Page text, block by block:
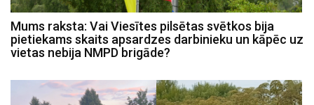
Mums raksta: Vai Viesītes pilsētas svētkos bija
pietiekams skaits apsardzes darbinieku un kāpēc uz
vietas nebija NMPD brigāde?